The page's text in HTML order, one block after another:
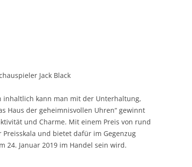
Jack Black
inhaltlich kann man mit der Unterhaltung,
Haus der geheimnisvollen Uhren“ gewinnt
und Charme. Mit einem Preis von rund
und bietet dafür im Gegenzug
24. Januar 2019 im Handel sein wird.